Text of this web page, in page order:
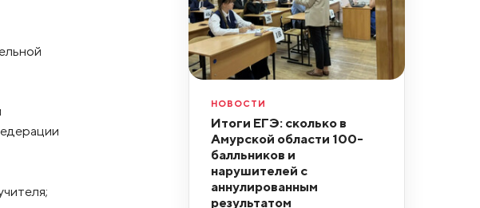
НОВОСТИ
Итоги ЕГЭ: сколько в
Амурской области 100-
балльников и
нарушителей с
аннулированным
результатом